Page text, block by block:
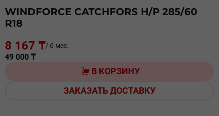
WINDFORCE CATCHFORS Н/Р 285/60
R18
8 167 ₸/ 6 мес.
49 000 ₸
В КОРЗИНУ
ЗАКАЗАТЬ ДОСТАВКУ